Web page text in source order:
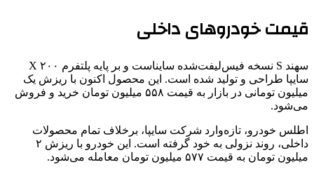
قیمت خودروهای داخلی
سهند S نسخه فیس‌لیفت‌شده سایناست و بر پایه پلتفرم X ۲۰۰
سایپا طراحی و تولید شده است. این محصول اکنون با ریزش یک
میلیون تومانی در بازار به قیمت ۵۵۸ میلیون تومان خرید و فروش
می‌شود.
اطلس خودرو، تازه‌وارد شرکت سایپا، برخلاف تمام محصولات
داخلی، روند نزولی به خود گرفته است. این خودرو با ریزش ۲
میلیون تومان به قیمت ۵۷۷ میلیون تومان معامله می‌شود.